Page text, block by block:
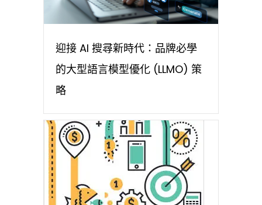
迎接 AI 搜尋新時代：品牌必學
的大型語言模型優化 (LLMO) 策
略